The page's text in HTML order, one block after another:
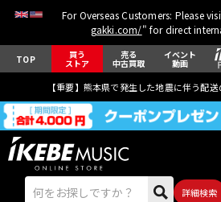
For Overseas Customers: Please
gakki.com/" for direct
TOP 買う
ストア
売る
中古買取
イベント
動画
【重要】熊本県で発生した地震に伴う配
詳細検索